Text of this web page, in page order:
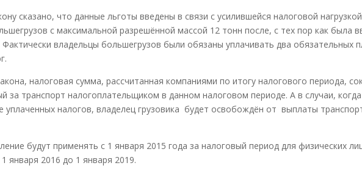
сказано, что данные льготы введены в связи с усилившейся налоговой
с максимальной разрешённой массой 12 тонн после, с тех пор как была
Фактически владельцы большегрузов были обязаны уплачивать два обязательных
налоговая сумма, рассчитанная компаниями по итогу налогового периода,
за транспорт налогоплательщиком в данном налоговом периоде. А в случаи,
уплаченных налогов, владелец грузовика будет освобождён от выплаты
будут применять с 1 января 2015 года за налоговый период для физических
января 2016 до 1 января 2019.